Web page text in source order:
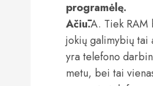
programėlę.
Ačiū.A. Tiek RAM
jokių galimybių tai
yra telefono
metu, bei tai